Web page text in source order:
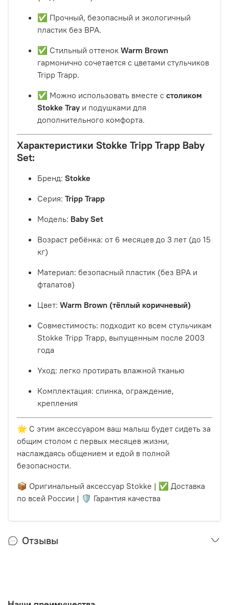
✅ Прочный, безопасный и экологичный
пластик без BPA.
✅ Стильный оттенок Warm Brown
гармонично сочетается с цветами стульчиков
Tripp Trapp.
✅ Можно использовать вместе с столиком
Stokke Tray и подушками для
дополнительного комфорта.
Характеристики Stokke Tripp Trapp Baby
Set:
Бренд: Stokke
Серия: Tripp Trapp
Модель: Baby Set
Возраст ребёнка: от 6 месяцев до 3 лет (до 15
кг)
Материал: безопасный пластик (без BPA и
фталатов)
Цвет: Warm Brown (тёплый коричневый)
Совместимость: подходит ко всем стульчикам
Stokke Tripp Trapp, выпущенным после 2003
года
Уход: легко протирать влажной тканью
Комплектация: спинка, ограждение,
крепления
🌟 С этим аксессуаром ваш малыш будет сидеть за
общим столом с первых месяцев жизни,
наслаждаясь общением и едой в полной
безопасности.
📦 Оригинальный аксессуар Stokke | ✅ Доставка
по всей России | 🛡 Гарантия качества
Отзывы